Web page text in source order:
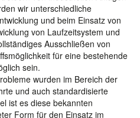
wir unterschiedliche
und beim Einsatz von
von Laufzeitsystem und
Ausschließen von
für eine bestehende
sein.
wurden im Bereich der
und auch standardisierte
ist es diese bekannten
Form für den Einsatz im